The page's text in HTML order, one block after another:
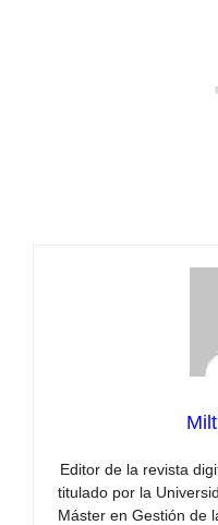
Editor de la revista
titulado por la
Máster en Gestión de